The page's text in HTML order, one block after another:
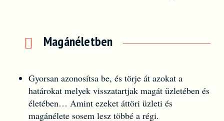
Magánéletben
Gyorsan azonosítsa be, és törje át azokat a
határokat melyek visszatartjak magát üzletében és
életében… Amint ezeket áttöri üzleti és
magánélete sosem lesz többé a régi.